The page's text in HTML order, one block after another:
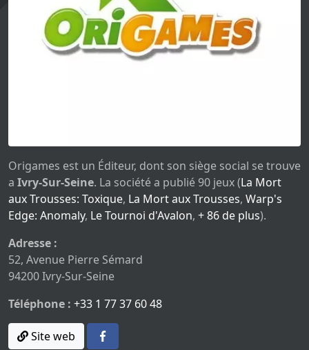
Origames est un Éditeur, dont son siège social se trouve
a Ivry-Sur-Seine. La société a publié 90 jeux (La Mort
aux Trousses: Toxique, La Mort aux Trousses, Warp's
Edge: Anomaly, Le Tournoi d'Avalon, + 86 de plus).
Adresse :
52, Avenue Pierre Sémard
94200 Ivry-Sur-Seine
Téléphone : +33 1 77 37 60 48
Site web